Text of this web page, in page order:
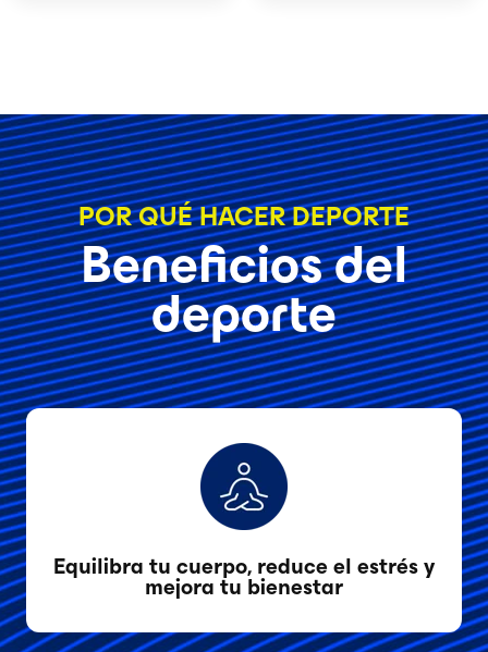
POR QUÉ HACER DEPORTE
Beneficios del
deporte
Equilibra tu cuerpo, reduce el estrés y
mejora tu bienestar